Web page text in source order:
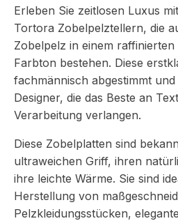
Erleben Sie zeitlosen Luxus
Tortora Zobelpelztellern, die
Zobelpelz in einem
Farbton bestehen. Diese
fachmännisch abgestimmt
Designer, die das Beste an
Verarbeitung verlangen.
Diese Zobelplatten sind
ultraweichen Griff, ihren
ihre leichte Wärme. Sie sind
Herstellung von
Pelzkleidungsstücken,